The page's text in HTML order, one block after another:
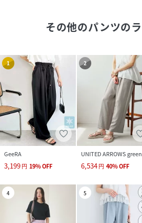
その他のパンツの
1
GeeRA
3,199円 19%OFF
2
6,534円 40%OFF
4 5